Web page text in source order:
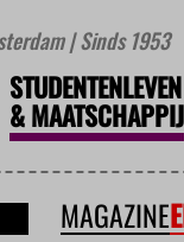
| Sinds 1953
STUDENTENLEVEN
&MAATSCHAPPIJ
MAGAZINE